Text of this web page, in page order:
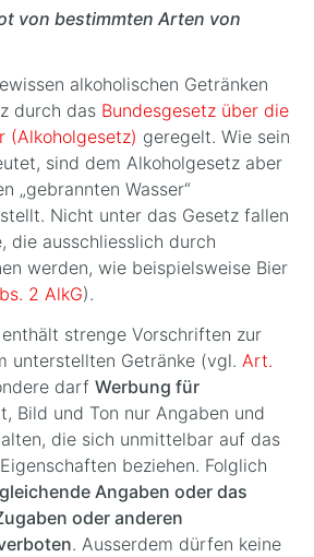
von bestimmten Arten von
alkoholischen Getränken
durch das Bundesgesetz über die
(Alkoholgesetz) geregelt. Wie sein
sind dem Alkoholgesetz aber
„gebrannten Wasser“
Nicht unter das Gesetz fallen
die ausschliesslich durch
werden, wie beispielsweise Bier
2 AlkG).
enthält strenge Vorschriften zur
unterstellten Getränke (vgl. Art.
darf Werbung für
Bild und Ton nur Angaben und
die sich unmittelbar auf das
beziehen. Folglich
Angaben oder das
oder anderen
. Ausserdem dürfen keine